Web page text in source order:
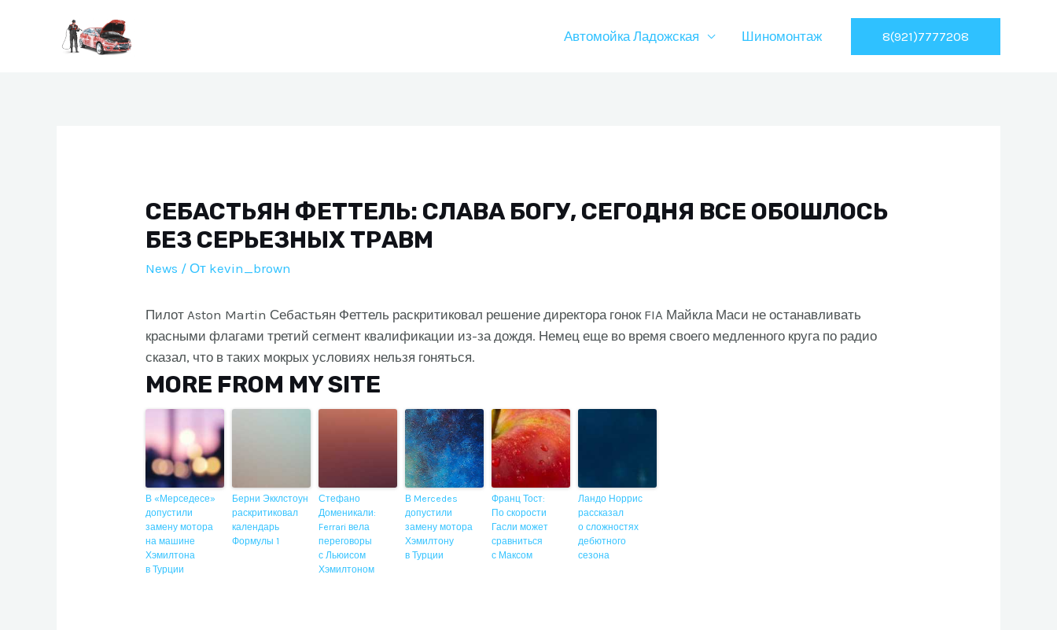
содержимому
Автомойка Ладожская Шиномонтаж 8(921)7777208
СЕБАСТЬЯН ФЕТТЕЛЬ: СЛАВА БОГУ, СЕГОДНЯ ВСЕ ОБОШЛОСЬ
БЕЗ СЕРЬЕЗНЫХ ТРАВМ
News / От kevin_brown
Пилот Aston Martin Себастьян Феттель раскритиковал решение директора гонок FIA Майкла Маси не останавливать
красными флагами третий сегмент квалификации из-за дождя. Немец еще во время своего медленного круга по радио
сказал, что в таких мокрых условиях нельзя гоняться.
MORE FROM MY SITE
В «Мерседесе»
допустили
замену мотора
на машине
Хэмилтона
в Турции
Берни Экклстоун
раскритиковал
календарь
Формулы 1
Стефано
Доменикали:
Ferrari вела
переговоры
с Льюисом
Хэмилтоном
В Mercedes
допустили
замену мотора
Хэмилтону
в Турции
Франц Тост:
По скорости
Гасли может
сравниться
с Максом
Ландо Норрис
рассказал
о сложностях
дебютного
сезона